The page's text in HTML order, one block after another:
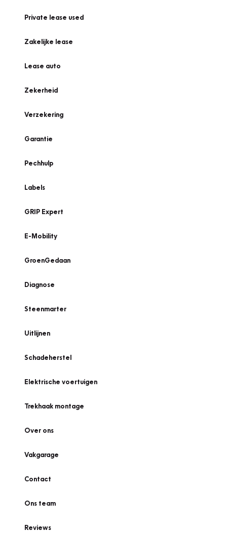
Private lease used
Zakelijke lease
Lease auto
Zekerheid
Verzekering
Garantie
Pechhulp
Labels
GRIP Expert
E-Mobility
GroenGedaan
Diagnose
Steenmarter
Uitlijnen
Schadeherstel
Elektrische voertuigen
Trekhaak montage
Over ons
Vakgarage
Contact
Ons team
Reviews